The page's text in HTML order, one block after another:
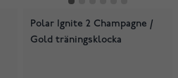
Polar Ignite 2 Champagne /
Gold träningsklocka